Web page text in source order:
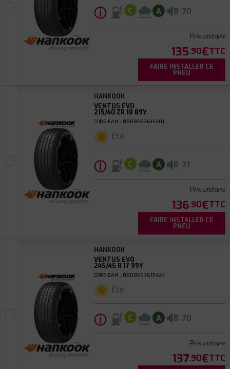
ⓘ C A B 70
Prix unitaire
135.90€TTC
FAIRE INSTALLER CE
PNEU
HANKOOK
VENTUS EVO
215/40 ZR 18 89Y
CODE EAN : 8808563615301
Été
ⓘ C A B 71
Prix unitaire
136.90€TTC
FAIRE INSTALLER CE
PNEU
HANKOOK
VENTUS EVO
245/45 R 17 99Y
CODE EAN : 8808563615424
Été
ⓘ C A B 70
Prix unitaire
137.90€TTC